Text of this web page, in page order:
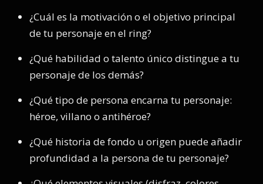
¿Cuál es la motivación o el objetivo principal
de tu personaje en el ring?
¿Qué habilidad o talento único distingue a tu
personaje de los demás?
¿Qué tipo de persona encarna tu personaje:
héroe, villano o antihéroe?
¿Qué historia de fondo u origen puede añadir
profundidad a la persona de tu personaje?